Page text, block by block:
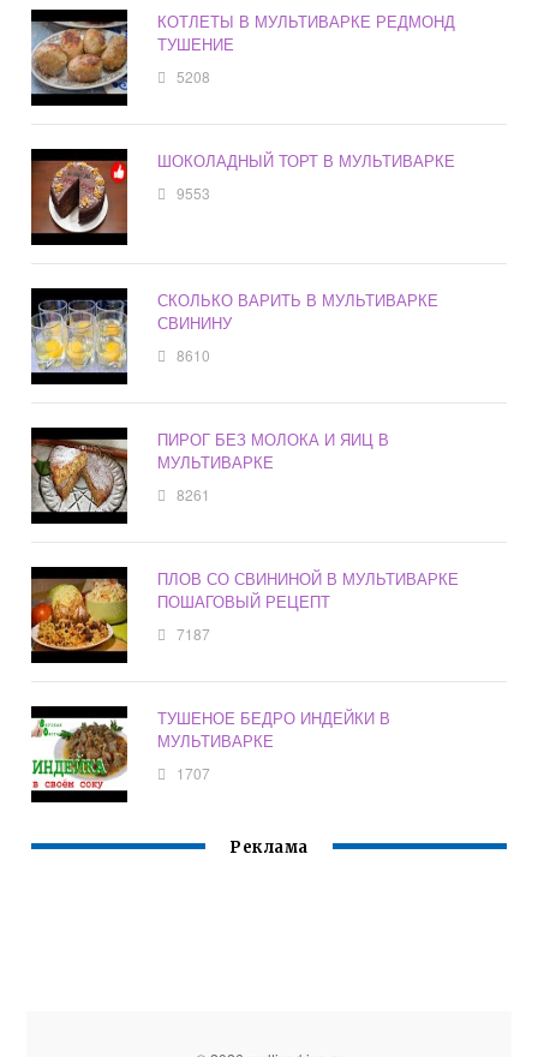
КОТЛЕТЫ В МУЛЬТИВАРКЕ РЕДМОНД
ТУШЕНИЕ
5208
ШОКОЛАДНЫЙ ТОРТ В МУЛЬТИВАРКЕ
9553
СКОЛЬКО ВАРИТЬ В МУЛЬТИВАРКЕ
СВИНИНУ
8610
ПИРОГ БЕЗ МОЛОКА И ЯИЦ В
МУЛЬТИВАРКЕ
8261
ПЛОВ СО СВИНИНОЙ В МУЛЬТИВАРКЕ
ПОШАГОВЫЙ РЕЦЕПТ
7187
ТУШЕНОЕ БЕДРО ИНДЕЙКИ В
МУЛЬТИВАРКЕ
1707
Реклама